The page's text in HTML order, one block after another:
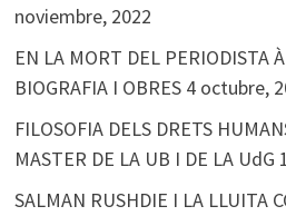
noviembre, 2022
EN LA MORT DEL PERIODISTA
BIOGRAFIA I OBRES 4 octubre,
FILOSOFIA DELS DRETS
MASTER DE LA UB I DE LA UdG
SALMAN RUSHDIE I LA LLUITA